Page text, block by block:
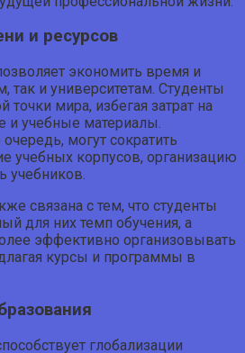
и ресурсов
экономить время и
так и университетам. Студенты
точки мира, избегая затрат на
и учебные материалы.
могут сократить
учебных корпусов, организацию
учебников.
связана с тем, что студенты
для них темп обучения, а
эффективно организовывать
курсы и программы в
глобализации